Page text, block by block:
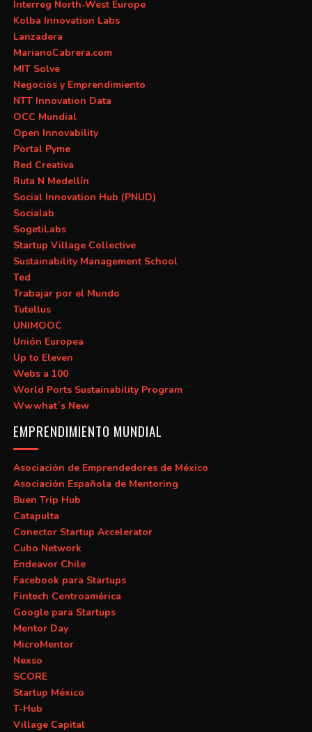
Interreg North-West Europe
Kolba Innovation Labs
Lanzadera
MarianoCabrera.com
MIT Solve
Negocios y Emprendimiento
NTT Innovation Data
OCC Mundial
Open Innovability
Portal Pyme
Red Creativa
Ruta N Medellín
Social Innovation Hub (PNUD)
Socialab
SogetiLabs
Startup Village Collective
Sustainability Management School
Ted
Trabajar por el Mundo
Tutellus
UNIMOOC
Unión Europea
Up to Eleven
Webs a 100
World Ports Sustainability Program
Wwwhat´s New
EMPRENDIMIENTO MUNDIAL
Asociación de Emprendedores de México
Asociación Española de Mentoring
Buen Trip Hub
Catapulta
Conector Startup Accelerator
Cubo Network
Endeavor Chile
Facebook para Startups
Fintech Centroamérica
Google para Startups
Mentor Day
MicroMentor
Nexso
SCORE
Startup México
T-Hub
Village Capital